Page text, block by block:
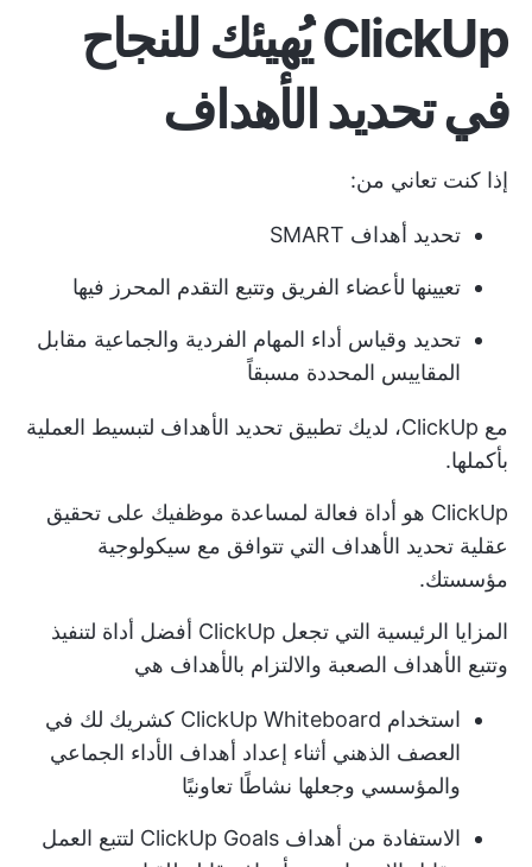
ClickUp يُهيئك للنجاح
في تحديد الأهداف
إذا كنت تعاني من:
تحديد أهداف SMART
تعيينها لأعضاء الفريق وتتبع التقدم المحرز فيها
تحديد وقياس أداء المهام الفردية والجماعية مقابل
المقاييس المحددة مسبقاً
مع ClickUp، لديك تطبيق تحديد الأهداف لتبسيط العملية
بأكملها.
ClickUp هو أداة فعالة لمساعدة موظفيك على تحقيق
عقلية تحديد الأهداف التي تتوافق مع سيكولوجية
مؤسستك.
المزايا الرئيسية التي تجعل ClickUp أفضل أداة لتنفيذ
وتتبع الأهداف الصعبة والالتزام بالأهداف هي
استخدام
كشريك لك في
العصف الذهني أثناء إعداد أهداف الأداء الجماعي
والمؤسسي وجعلها نشاطًا تعاونيًا
الاستفادة من أهداف ClickUp Goals لتتبع العمل